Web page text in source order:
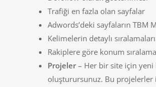
Trafiği en fazla olan sayfalar
Adwords’deki sayfaların TBM
Kelimelerin detaylı
Rakiplere göre konum
Projeler – Her bir site için
oluşturursunuz. Bu projelerler